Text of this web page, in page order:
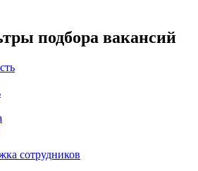
подбора вакансий
сотрудников